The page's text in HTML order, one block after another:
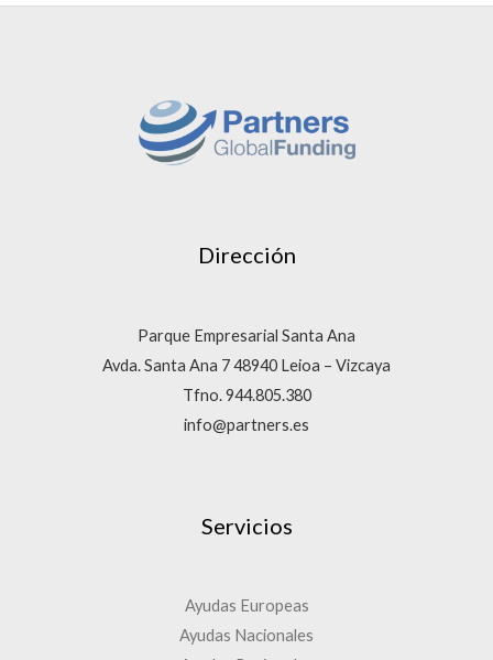
Dirección
Parque Empresarial Santa Ana
Avda. Santa Ana 7 48940 Leioa – Vizcaya
Tfno. 944.805.380
info@partners.es
Servicios
Ayudas Europeas
Ayudas Nacionales